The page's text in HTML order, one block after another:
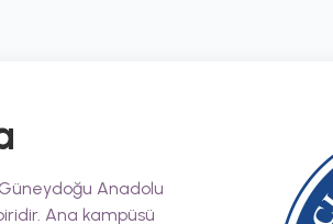
Güneydoğu Anadolu
Ana kampüsü